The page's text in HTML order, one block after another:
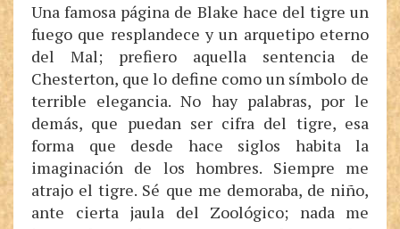
Una famosa página de Blake hace del tigre un
fuego que resplandece y un arquetipo eterno
del Mal; prefiero aquella sentencia de
Chesterton, que lo define como un símbolo de
terrible elegancia. No hay palabras, por le
demás, que puedan ser cifra del tigre, esa
forma que desde hace siglos habita la
imaginación de los hombres. Siempre me
atrajo el tigre. Sé que me demoraba, de niño,
ante cierta jaula del Zoológico; nada me